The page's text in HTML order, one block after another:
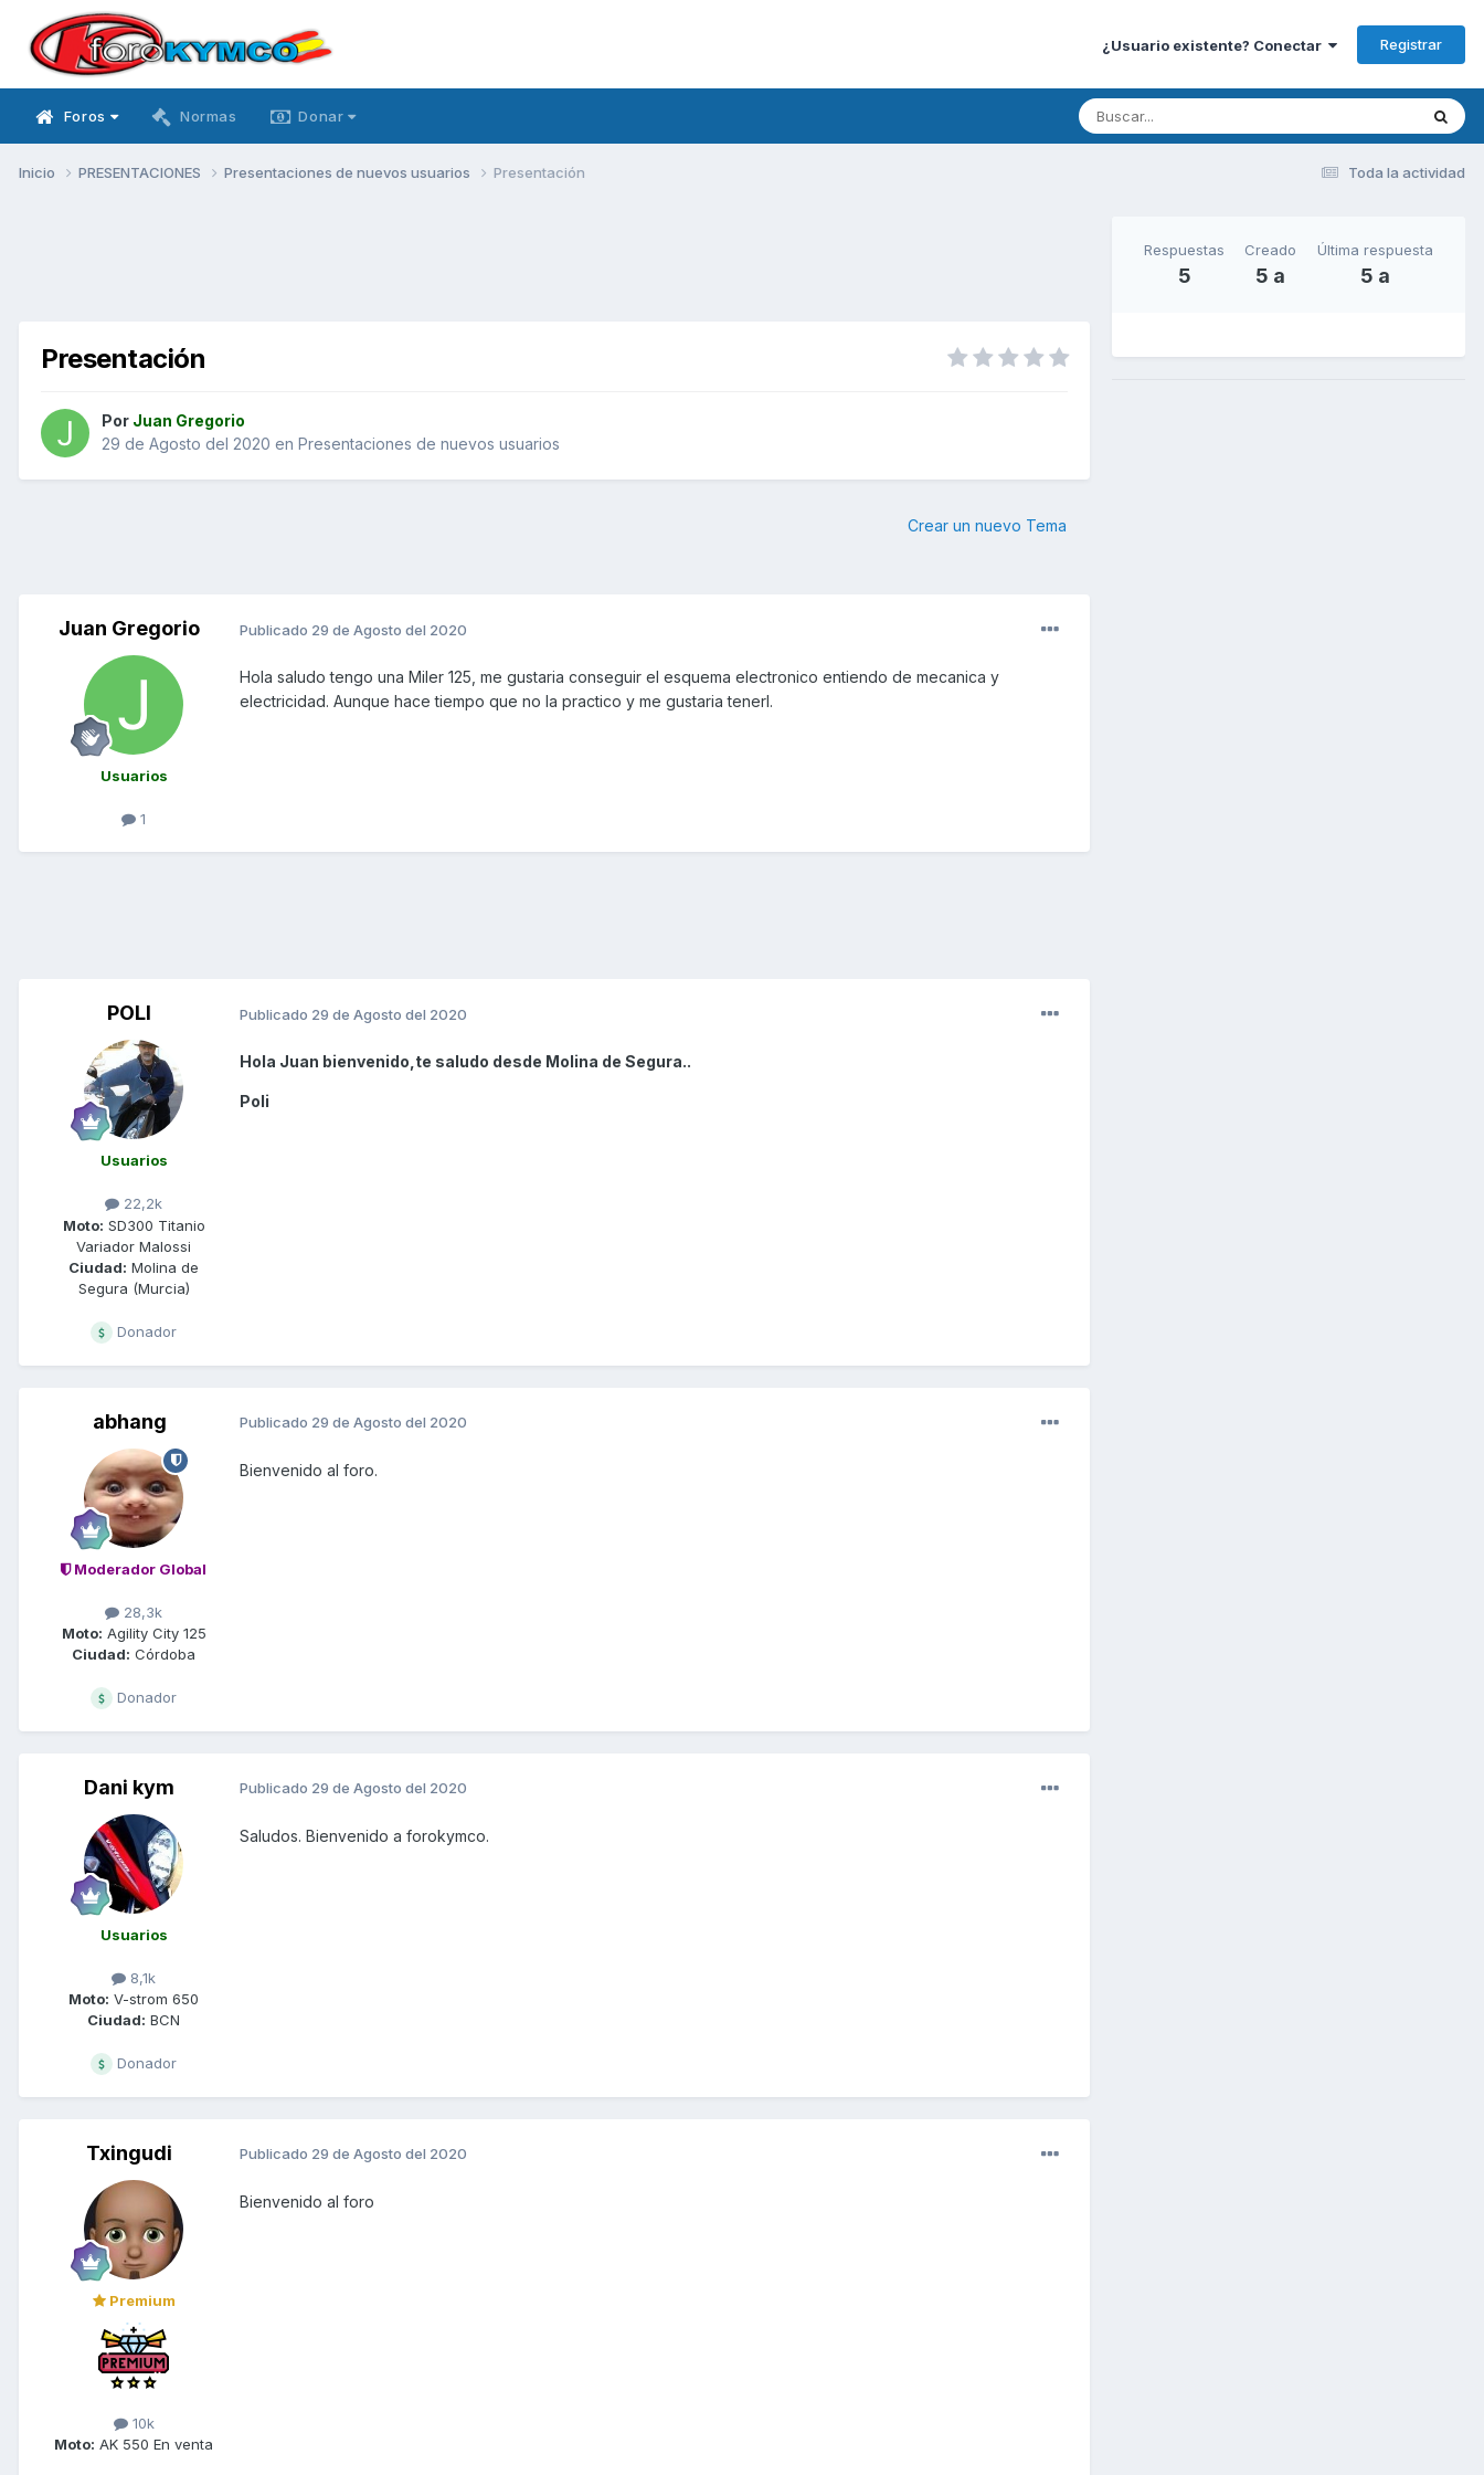
¿Usuario existente? Conectar Registrar
Foros Normas Donar
Toda la actividad
Inicio PRESENTACIONES Presentaciones de nuevos usuarios Presentación
Presentación
Por Juan Gregorio
29 de Agosto del 2020 en Presentaciones de nuevos usuarios
Crear un nuevo Tema
Juan Gregorio
Usuarios
1
Publicado 29 de Agosto del 2020
Hola saludo tengo una Miler 125, me gustaria conseguir el esquema electronico entiendo de mecanica y
electricidad. Aunque hace tiempo que no la practico y me gustaria tenerl.
POLI
Usuarios
22,2k
Moto: SD300 Titanio
Variador Malossi
Ciudad: Molina de
Segura (Murcia)
Donador
Publicado 29 de Agosto del 2020
Hola Juan bienvenido,te saludo desde Molina de Segura..
Poli
abhang
Moderador Global
28,3k
Moto: Agility City 125
Ciudad: Córdoba
Donador
Publicado 29 de Agosto del 2020
Bienvenido al foro.
Dani kym
Usuarios
8,1k
Moto: V-strom 650
Ciudad: BCN
Donador
Publicado 29 de Agosto del 2020
Saludos. Bienvenido a forokymco.
Txingudi
Premium
10k
Moto: AK 550 En venta
Publicado 29 de Agosto del 2020
Bienvenido al foro
Respuestas
5
Creado
5 a
Última respuesta
5 a